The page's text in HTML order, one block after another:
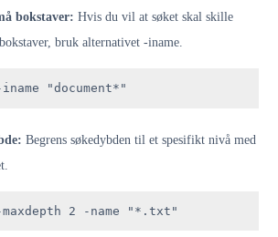
bokstaver: Hvis du vil at søket skal skille
bruk alternativet -iname.
"document*"
Begrens søkedybden til et spesifikt nivå med
2 -name "*.txt"